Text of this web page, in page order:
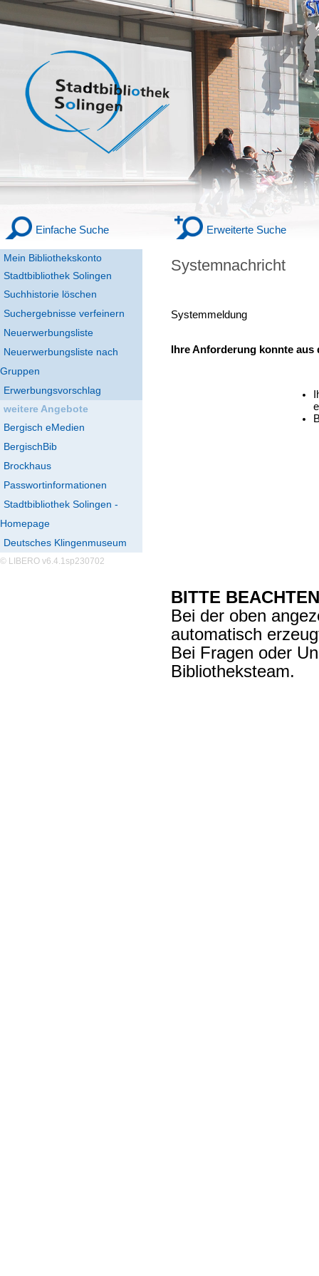
Mein Bibliothekskonto
Stadtbibliothek Solingen
Einfache Suche Erweiterte Suche
Suchhistorie löschen
Suchergebnisse verfeinern
Neuerwerbungsliste
Neuerwerbungsliste nach
Gruppen
Erwerbungsvorschlag
weitere Angebote
Bergisch eMedien
BergischBib
Brockhaus
Passwortinformationen
Stadtbibliothek Solingen -
Homepage
Deutsches Klingenmuseum
© LIBERO v6.4.1sp230702
Systemnachricht
Systemmeldung
Ihre Anforderung konnte
BITTE
Bei der oben
automatisch
Bei Fragen oder
Bibliotheksteam.